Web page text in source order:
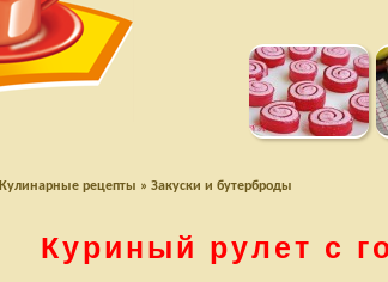
Кулинарные рецепты » Закуски и бутерброды
Куриный рулет с